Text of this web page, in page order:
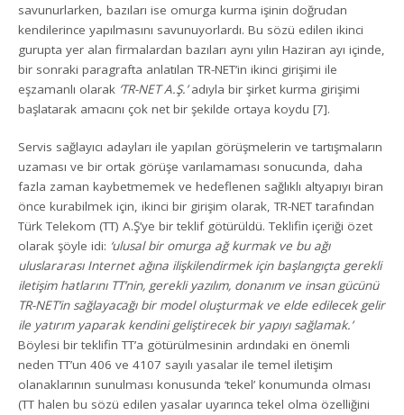
savunurlarken, bazıları ise omurga kurma işinin doğrudan
kendilerince yapılmasını savunuyorlardı. Bu sözü edilen ikinci
gurupta yer alan firmalardan bazıları aynı yılın Haziran ayı içinde,
bir sonraki paragrafta anlatılan TR-NET’in ikinci girişimi ile
eşzamanlı olarak ‘TR-NET A.Ş.’adıyla bir şirket kurma girişimi
başlatarak amacını çok net bir şekilde ortaya koydu [7].
Servis sağlayıcı adayları ile yapılan görüşmelerin ve tartışmaların
uzaması ve bir ortak görüşe varılamaması sonucunda, daha
fazla zaman kaybetmemek ve hedeflenen sağlıklı altyapıyı biran
önce kurabilmek için, ikinci bir girişim olarak, TR-NET tarafından
Türk Telekom (TT) A.Ş’ye bir teklif götürüldü. Teklifin içeriği özet
olarak şöyle idi: ‘ulusal bir omurga ağ kurmak ve bu ağı
uluslararası Internet ağına ilişkilendirmek için başlangıçta gerekli
iletişim hatlarını TT’nin, gerekli yazılım, donanım ve insan gücünü
TR-NET’in sağlayacağı bir model oluşturmak ve elde edilecek gelir
ile yatırım yaparak kendini geliştirecek bir yapıyı sağlamak.’
Böylesi bir teklifin TT’a götürülmesinin ardındaki en önemli
neden TT’un 406 ve 4107 sayılı yasalar ile temel iletişim
olanaklarının sunulması konusunda ‘tekel’ konumunda olması
(TT halen bu sözü edilen yasalar uyarınca tekel olma özelliğini